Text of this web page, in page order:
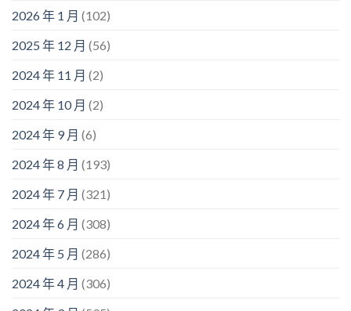
2026 年 1 月 (102)
2025 年 12 月 (56)
2024 年 11 月 (2)
2024 年 10 月 (2)
2024 年 9 月 (6)
2024 年 8 月 (193)
2024 年 7 月 (321)
2024 年 6 月 (308)
2024 年 5 月 (286)
2024 年 4 月 (306)